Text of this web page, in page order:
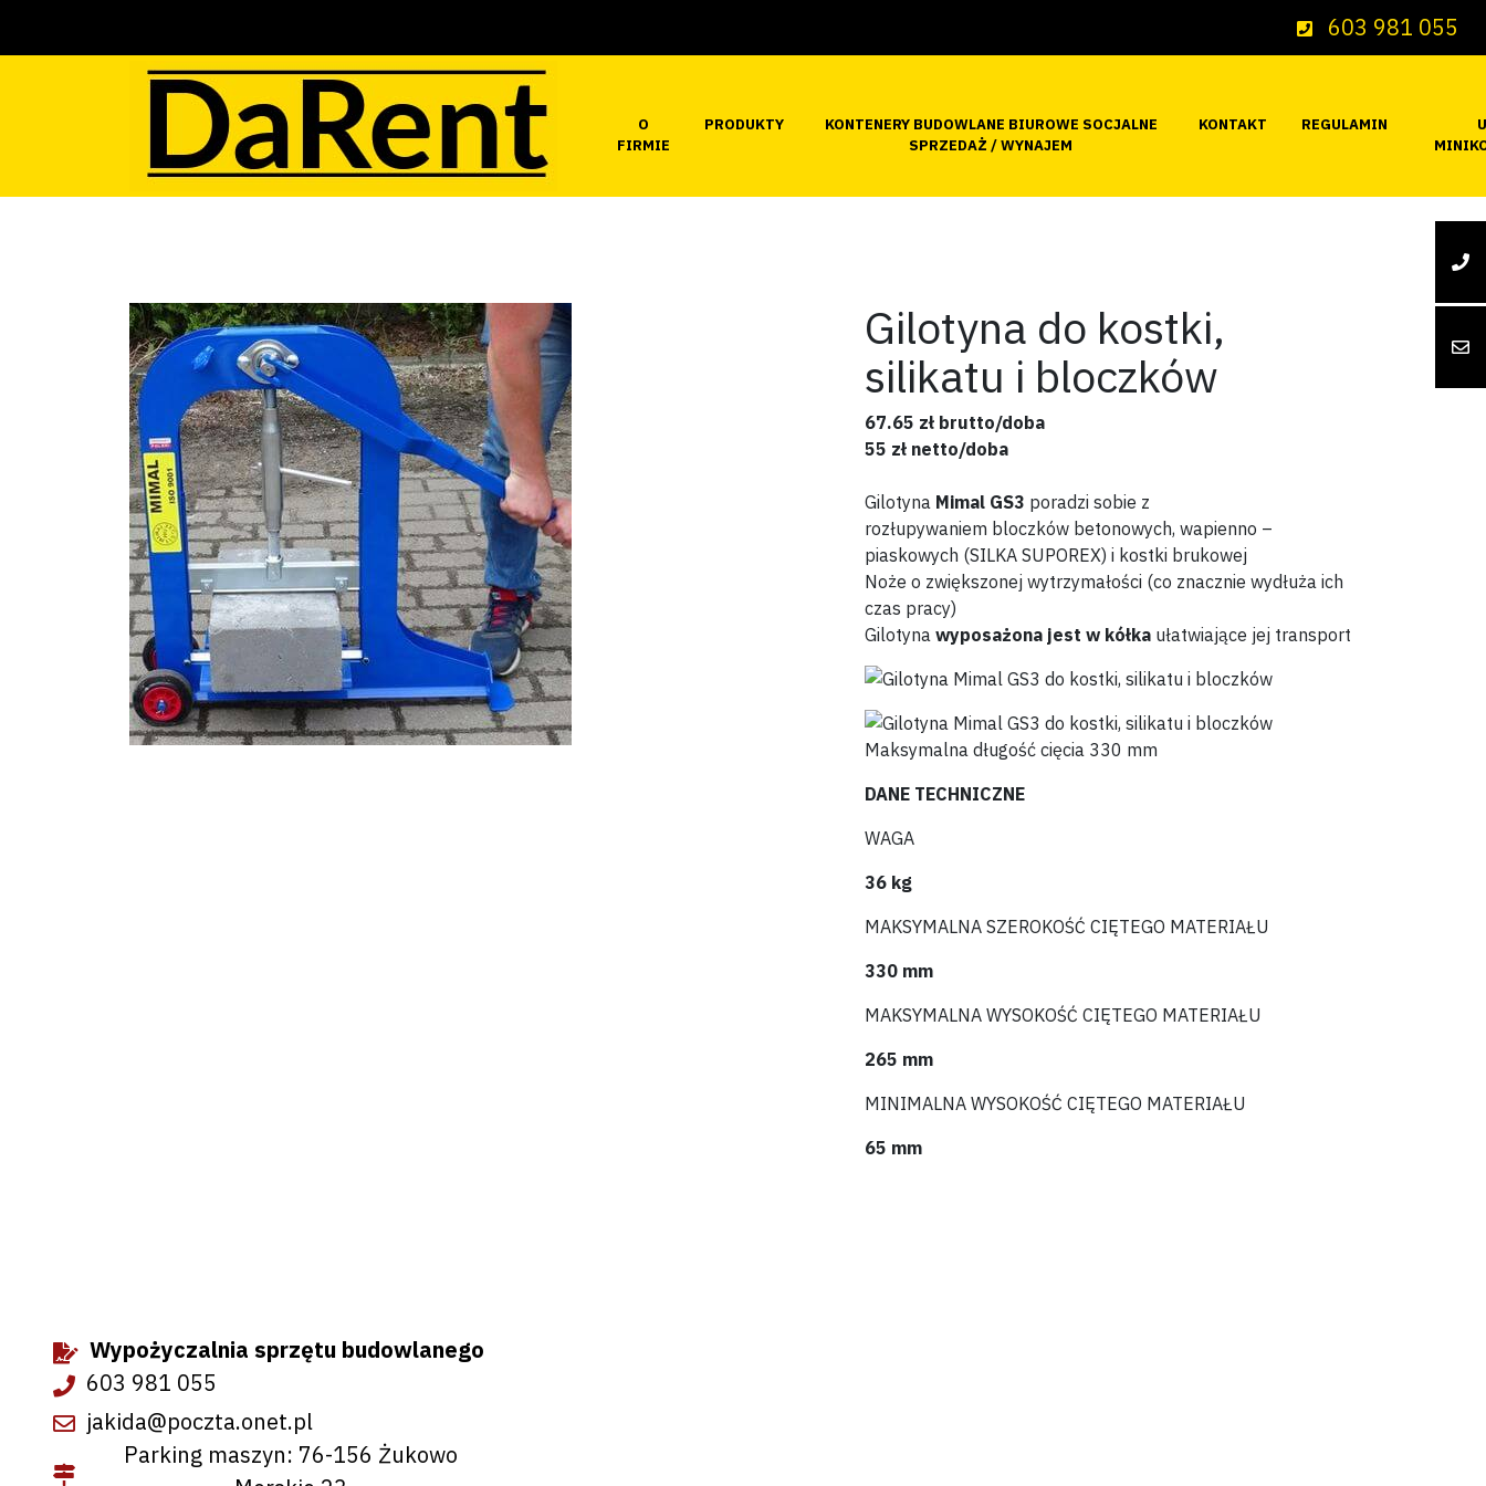
603 981 055
O
FIRMIE
PRODUKTY
KONTENERY BUDOWLANE BIUROWE SOCJALNE
SPRZEDAŻ / WYNAJEM
KONTAKT REGULAMIN
Gilotyna do kostki,
silikatu i bloczków
67.65 zł brutto/doba
55 zł netto/doba
Gilotyna Mimal GS3 poradzi sobie z
rozłupywaniem bloczków betonowych, wapienno –
piaskowych (SILKA SUPOREX) i kostki brukowej
Noże o zwiększonej wytrzymałości (co znacznie wydłuża ich
czas pracy)
Gilotyna wyposażona jest w kółka ułatwiające jej transport
DANE TECHNICZNE
WAGA
36 kg
MAKSYMALNA SZEROKOŚĆ CIĘTEGO MATERIAŁU
330 mm
MAKSYMALNA WYSOKOŚĆ CIĘTEGO MATERIAŁU
265 mm
MINIMALNA WYSOKOŚĆ CIĘTEGO MATERIAŁU
65 mm
Wypożyczalnia sprzętu budowlanego
603 981 055
jakida@poczta.onet.pl
Parking maszyn: 76-156 Żukowo